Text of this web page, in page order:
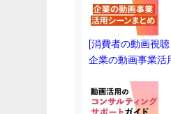
[消費者の動画視
企業の動画事業活